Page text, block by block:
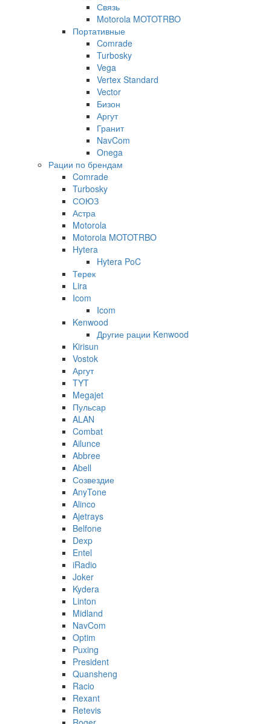
Связь
Motorola MOTOTRBO
Портативные
Comrade
Turbosky
Vega
Vertex Standard
Vector
Бизон
Аргут
Гранит
NavCom
Onega
Рации по брендам
Comrade
Turbosky
СОЮЗ
Астра
Motorola
Motorola MOTOTRBO
Hytera
Hytera PoC
Терек
Lira
Icom
Icom
Kenwood
Другие рации Kenwood
Kirisun
Vostok
Аргут
TYT
Megajet
Пульсар
ALAN
Combat
Ailunce
Abbree
Abell
Созвездие
AnyTone
Alinco
Ajetrays
Belfone
Dexp
Entel
iRadio
Joker
Kydera
Linton
Midland
NavCom
Optim
Puxing
President
Quansheng
Racio
Rexant
Retevis